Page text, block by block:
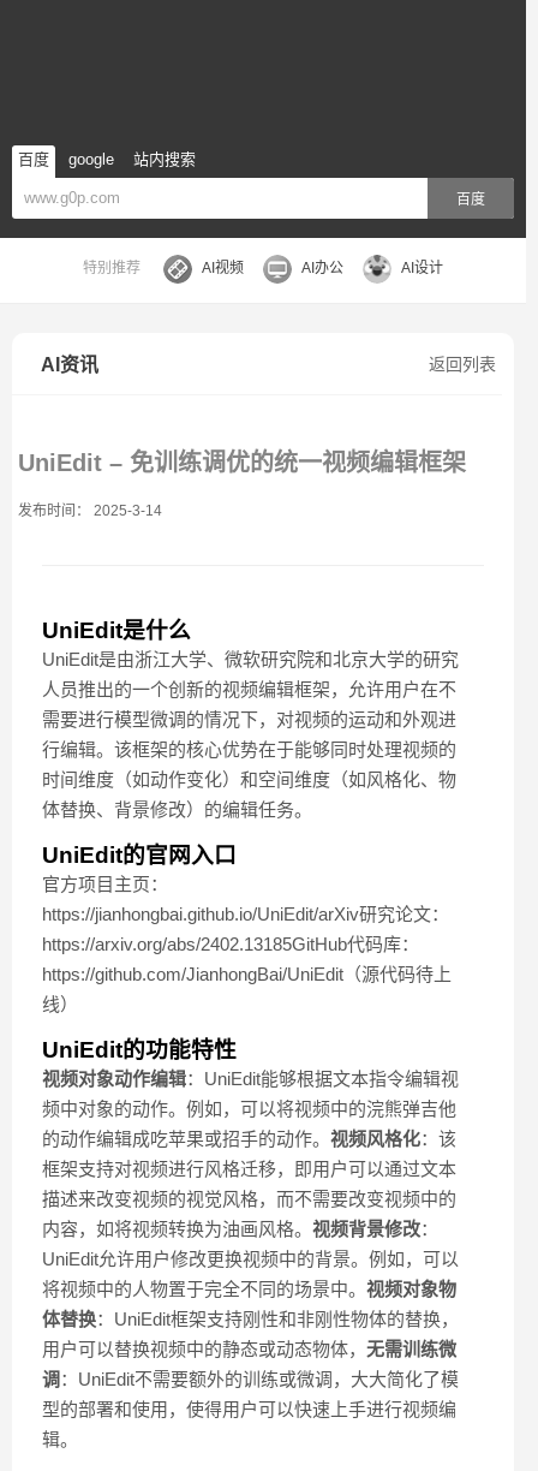
百度 google 站内搜索
百度
特别推荐 AI视频 AI办公 AI设计
返回列表
AI资讯
UniEdit – 免训练调优的统一视频编辑框架
发布时间： 2025-3-14
UniEdit是什么
UniEdit是由浙江大学、微软研究院和北京大学的研究
人员推出的一个创新的视频编辑框架，允许用户在不
需要进行模型微调的情况下，对视频的运动和外观进
行编辑。该框架的核心优势在于能够同时处理视频的
时间维度（如动作变化）和空间维度（如风格化、物
体替换、背景修改）的编辑任务。
UniEdit的官网入口
官方项目主页：
https://jianhongbai.github.io/UniEdit/arXiv研究论文：
https://arxiv.org/abs/2402.13185GitHub代码库：
https://github.com/JianhongBai/UniEdit（源代码待上
线）
UniEdit的功能特性
视频对象动作编辑：UniEdit能够根据文本指令编辑视
频中对象的动作。例如，可以将视频中的浣熊弹吉他
的动作编辑成吃苹果或招手的动作。 视频风格化：该
框架支持对视频进行风格迁移，即用户可以通过文本
描述来改变视频的视觉风格，而不需要改变视频中的
内容，如将视频转换为油画风格。 视频背景修改：
UniEdit允许用户修改更换视频中的背景。例如，可以
将视频中的人物置于完全不同的场景中。 视频对象物
体替换：UniEdit框架支持刚性和非刚性物体的替换，
用户可以替换视频中的静态或动态物体， 无需训练微
调 ：UniEdit不需要额外的训练或微调，大大简化了模
型的部署和使用，使得用户可以快速上手进行视频编
辑。